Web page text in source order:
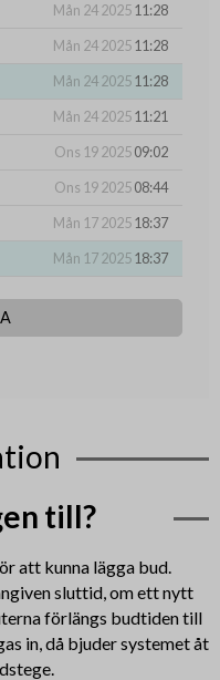
Mån 24 202511:28
Mån 24 202511:28
Mån 24 202511:28
Mån 24 202511:21
Ons 19 202509:02
Ons 19 202508:44
Mån 17 202518:37
Mån 17 202518:37
till?
att kunna lägga bud.
sluttid, om ett nytt
förlängs budtiden till
in, då bjuder systemet åt